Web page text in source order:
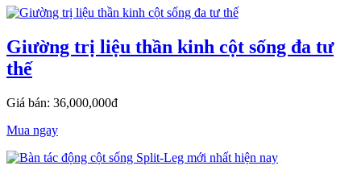
Giường trị liệu thần kinh cột sống đa tư
thế
Giá bán: 36,000,000đ
Mua ngay